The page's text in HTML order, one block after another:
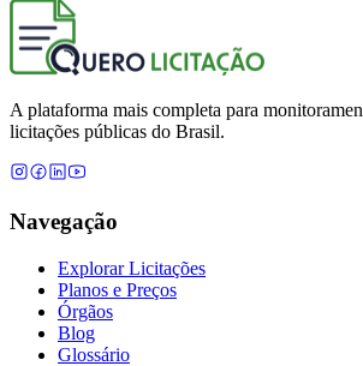
A plataforma mais completa para
licitações públicas do Brasil.
Navegação
Explorar Licitações
Planos e Preços
Órgãos
Blog
Glossário